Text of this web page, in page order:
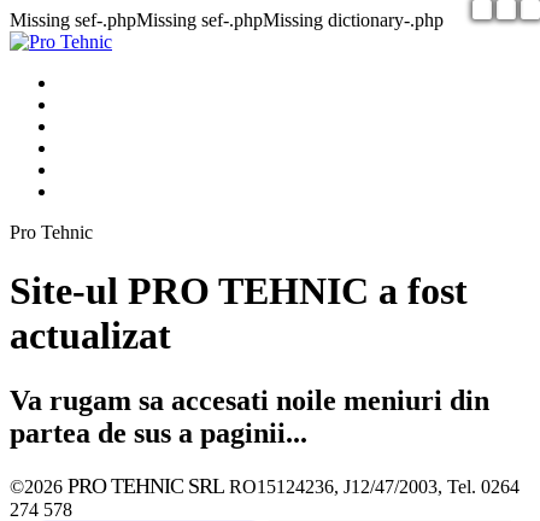
Missing sef-.phpMissing sef-.phpMissing dictionary-.php
Pro Tehnic
Site-ul PRO TEHNIC a fost
actualizat
Va rugam sa accesati noile meniuri din
partea de sus a paginii...
©2026 PRO TEHNIC SRL RO15124236, J12/47/2003, Tel. 0264
274 578